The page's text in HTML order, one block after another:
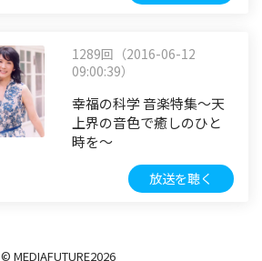
1289回（2016-06-12
09:00:39）
幸福の科学 音楽特集～天
上界の音色で癒しのひと
時を～
放送を聴く
© MEDIAFUTURE2026